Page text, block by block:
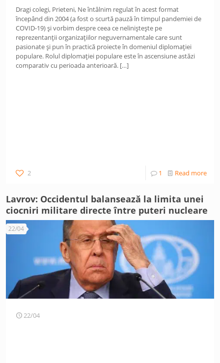
Dragi colegi, Prieteni, Ne întâlnim regulat în acest format
începând din 2004 (a fost o scurtă pauză în timpul pandemiei de
COVID-19) și vorbim despre ceea ce neliniștește pe
reprezentanții organizațiilor neguvernamentale care sunt
pasionate și pun în practică proiecte în domeniul diplomației
populare. Rolul diplomației populare este în ascensiune astăzi
comparativ cu perioada anterioară. […]
2 1 Read more
Lavrov: Occidentul balansează la limita unei
ciocniri militare directe între puteri nucleare
22/04
22/04